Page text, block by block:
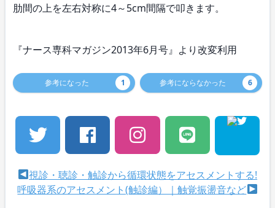
肋間の上を左右対称に4～5cm間隔で叩きます。
『ナース専科マガジン2013年6月号』より改変利用
参考になった 1 参考にならなかった 6
視診・聴診・触診から循環状態をアセスメントする!
呼吸器系のアセスメント(触診編）｜触覚振盪音など